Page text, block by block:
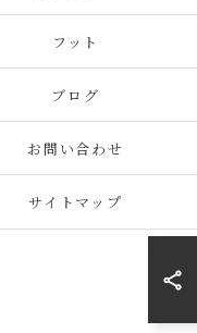
フット
ブログ
お問い合わせ
サイトマップ